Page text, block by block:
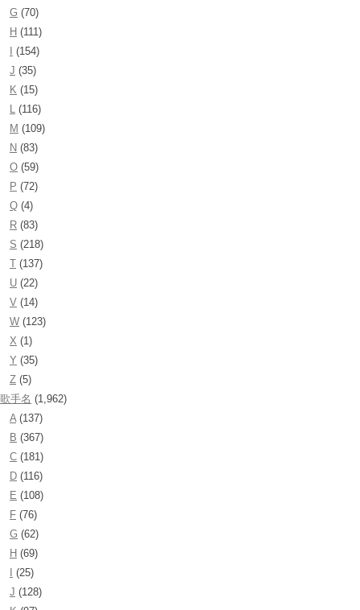
G (70)
H (111)
(154)
J (35)
K (15)
L (116)
M (109)
N (83)
O (59)
P (72)
Q (4)
R (83)
S (218)
T (137)
U (22)
V (14)
W (123)
X (1)
Y (35)
Z (5)
歌手名 (1,962)
A(137)
B (367)
C (181)
D (116)
E (108)
F (76)
G (62)
H (69)
(25)
J (128)